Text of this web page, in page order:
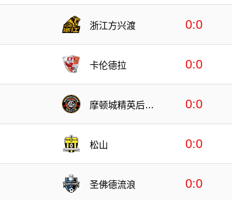
浙江方兴渡 0:0
卡伦德拉 0:0
摩顿城精英后备
0:0
松山 0:0
圣佛德流浪 0:0